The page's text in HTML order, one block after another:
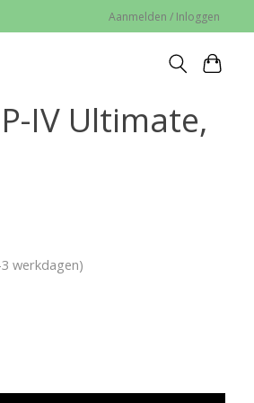
Aanmelden / Inloggen
IV Ultimate,
werkdagen)